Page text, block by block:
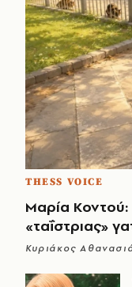
THESS VOICE
Μαρία Κοντού:
«ταΐστριας»
Κυριάκος